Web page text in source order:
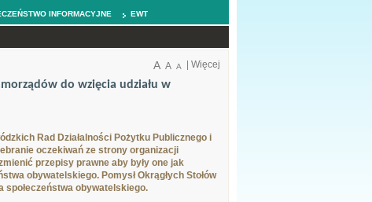
INFORMACYJNE EWT
Więcej
A A A
do wzięcia udziału w
Rad Działalności Pożytku Publicznego i
oczekiwań ze strony organizacji
przepisy prawne aby były one jak
obywatelskiego. Pomysł Okrągłych Stołów
społeczeństwa obywatelskiego.